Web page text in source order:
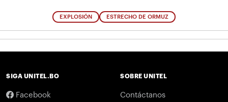
EXPLOSIÓN ESTRECHO DE ORMUZ
SIGA UNITEL.BO
Facebook
SOBRE UNITEL
Contáctanos